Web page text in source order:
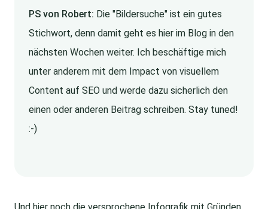
PS von Robert: Die "Bildersuche" ist ein gutes
Stichwort, denn damit geht es hier im Blog in den
nächsten Wochen weiter. Ich beschäftige mich
unter anderem mit dem Impact von visuellem
Content auf SEO und werde dazu sicherlich den
einen oder anderen Beitrag schreiben. Stay tuned!
:-)